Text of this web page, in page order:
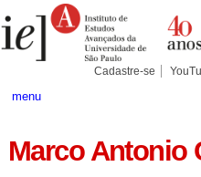
para
conteúdo.
Pessoais
Cadastre-se
menu
Marco Antonio